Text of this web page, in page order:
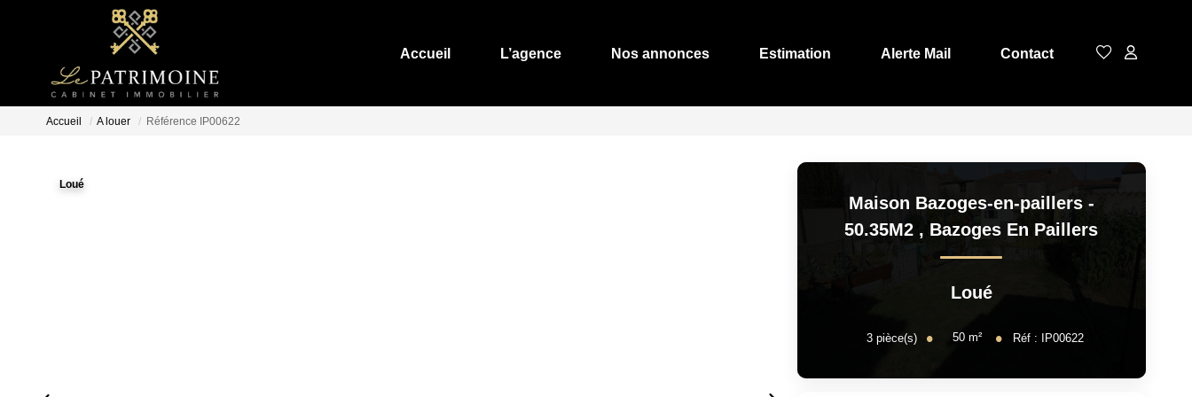
Accueil L’agence Nos annonces Estimation Alerte Mail Contact
Accueil A louer Référence IP00622
Loué
Maison Bazoges-en-paillers -
50.35M2 , Bazoges En Paillers
Loué
3 pièce(s) 50 m² Réf : IP00622